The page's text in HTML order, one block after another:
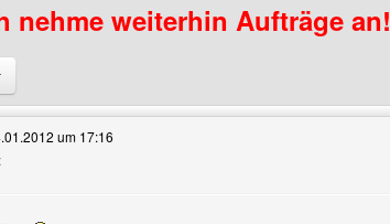
nehme weiterhin Aufträge an!
dieses Benutzers besuchen: extro-designde
um 17:16